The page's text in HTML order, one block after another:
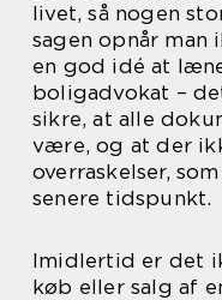
livet, så nogen
sagen opnår
en god idé at
boligadvokat –
sikre, at alle
være, og at der
overraskelser,
senere tidspunkt.
Imidlertid er det
køb eller salg af